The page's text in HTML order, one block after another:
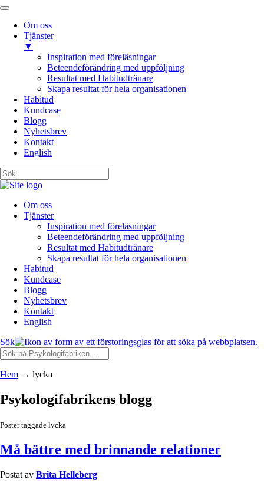
Om oss
Tjänster
▼
Inspiration med föreläsningar
Beteendeförändring med uppföljning
Resultat med Habitudtränare
Skapa resultat för hela organisationen
Habitud
Kundcase
Blogg
Nyhetsbrev
Kontakt
English
Om oss
Tjänster
Inspiration med föreläsningar
Beteendeförändring med uppföljning
Resultat med Habitudtränare
Skapa resultat för hela organisationen
Habitud
Kundcase
Blogg
Nyhetsbrev
Kontakt
English
Sök
Hem → lycka
Psykologifabrikens blogg
Poster taggade lycka
Må bättre med brinnande relationer
Postat av Brita Helleberg